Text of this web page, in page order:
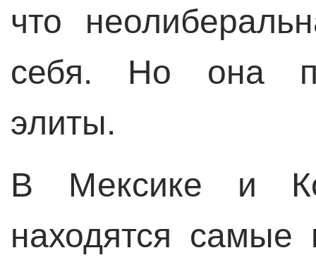
что
себя. Но она
элиты.
В Мексике и
находятся самые